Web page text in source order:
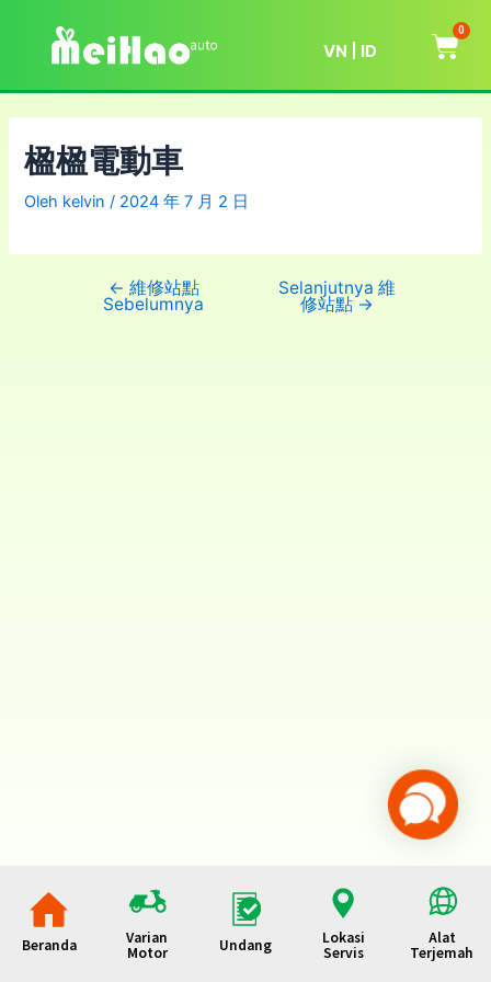
VN ID
0
楹楹電動車
Oleh kelvin/ 2024 年 7 月 2 日
← 維修站點
Sebelumnya
Selanjutnya 維
修站點→
Beranda
Varian
Motor
Undang
Lokasi
Servis
Alat
Terjemah